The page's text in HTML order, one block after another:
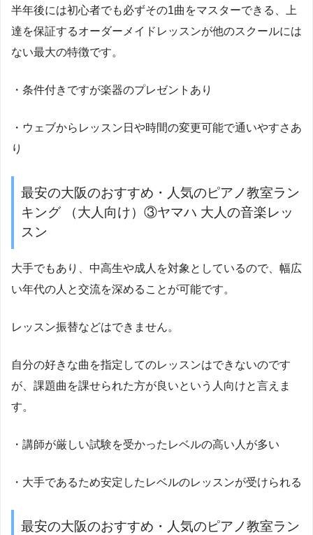
半年後には初心者でも必ずその1曲をマスターできる、上
達を保証するオーダーメイドレッスンが他のスクールには
ない最大の特徴です。
・条件付きですが楽器のプレゼントあり
・ウェブからレッスン日や時間の変更可能で通いやすさあ
り
最安の大阪のおすすめ・人気のピアノ教室ラン
キング （大人向け）③ヤマハ 大人の音楽レッ
スン
大手でもあり、中高生や成人を対象としているので、幅広
い年代の人と交流を深めることが可能です。
レッスン振替などはできません。
自分の好きな曲を指定してのレッスンはできないのです
が、課題曲を課せられた方が良いという人向けと言えま
す。
・講師が厳しい試験を受かったレベルの高い人が多い
・大手であるため安定したレベルのレッスンが受けられる
最安の大阪のおすすめ・人気のピアノ教室ラン